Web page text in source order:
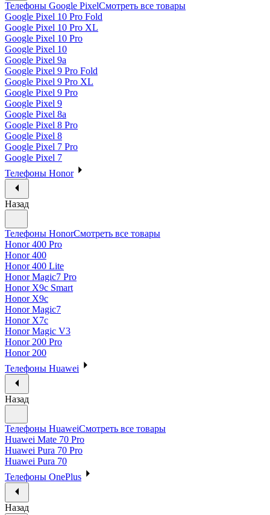
Телефоны Google PixelСмотреть все товары
Google Pixel 10 Pro Fold
Google Pixel 10 Pro XL
Google Pixel 10 Pro
Google Pixel 10
Google Pixel 9a
Google Pixel 9 Pro Fold
Google Pixel 9 Pro XL
Google Pixel 9 Pro
Google Pixel 9
Google Pixel 8a
Google Pixel 8 Pro
Google Pixel 8
Google Pixel 7 Pro
Google Pixel 7
Телефоны Honor
Назад
Телефоны HonorСмотреть все товары
Honor 400 Pro
Honor 400
Honor 400 Lite
Honor Magic7 Pro
Honor X9c Smart
Honor X9c
Honor Magic7
Honor X7c
Honor Magic V3
Honor 200 Pro
Honor 200
Телефоны Huawei
Назад
Телефоны HuaweiСмотреть все товары
Huawei Mate 70 Pro
Huawei Pura 70 Pro
Huawei Pura 70
Телефоны OnePlus
Назад